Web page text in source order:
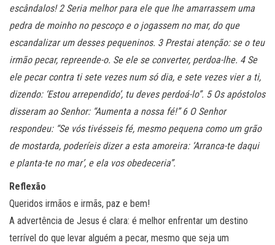
escândalos! 2 Seria melhor para ele que lhe amarrassem uma
pedra de moinho no pescoço e o jogassem no mar, do que
escandalizar um desses pequeninos. 3 Prestai atenção: se o teu
irmão pecar, repreende-o. Se ele se converter, perdoa-lhe. 4 Se
ele pecar contra ti sete vezes num só dia, e sete vezes vier a ti,
dizendo: ‘Estou arrependido’, tu deves perdoá-lo”. 5 Os apóstolos
disseram ao Senhor: “Aumenta a nossa fé!” 6 O Senhor
respondeu: “Se vós tivésseis fé, mesmo pequena como um grão
de mostarda, poderíeis dizer a esta amoreira: ‘Arranca-te daqui
e planta-te no mar’, e ela vos obedeceria”.
Reflexão
Queridos irmãos e irmãs, paz e bem!
A advertência de Jesus é clara: é melhor enfrentar um destino
terrível do que levar alguém a pecar, mesmo que seja um